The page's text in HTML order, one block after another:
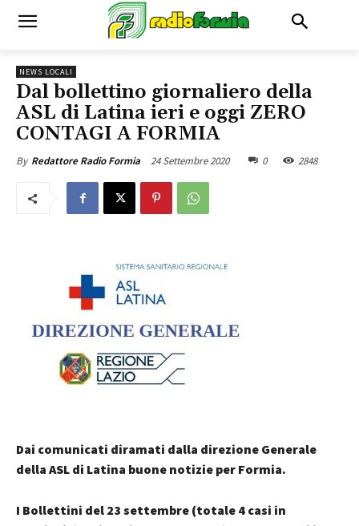
NEWS LOCALI
Dal bollettino giornaliero della
ASL di Latina ieri e oggi ZERO
CONTAGI A FORMIA
By Redattore Radio Formia 24 Settembre 2020 0 2848
Dai comunicati diramati dalla direzione Generale
della ASL di Latina buone notizie per Formia.
I Bollettini del 23 settembre (totale 4 casi in